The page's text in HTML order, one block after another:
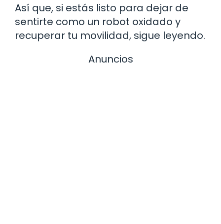
Así que, si estás listo para dejar de
sentirte como un robot oxidado y
recuperar tu movilidad, sigue leyendo.
Anuncios